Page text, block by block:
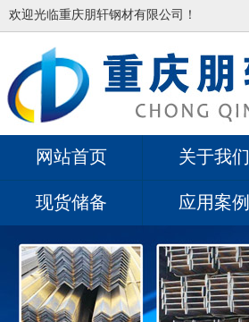
欢迎光临重庆朋轩钢材有限公司！
网站首页 关于我们
现货储备 应用案例